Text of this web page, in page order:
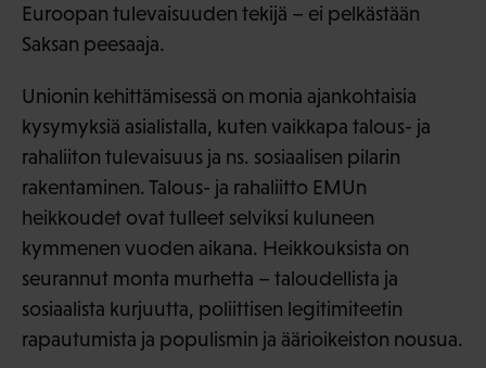
Euroopan tulevaisuuden tekijä – ei pelkästään
Saksan peesaaja.
Unionin kehittämisessä on monia ajankohtaisia
kysymyksiä asialistalla, kuten vaikkapa talous- ja
rahaliiton tulevaisuus ja ns. sosiaalisen pilarin
rakentaminen. Talous- ja rahaliitto EMUn
heikkoudet ovat tulleet selviksi kuluneen
kymmenen vuoden aikana. Heikkouksista on
seurannut monta murhetta – taloudellista ja
sosiaalista kurjuutta, poliittisen legitimiteetin
rapautumista ja populismin ja äärioikeiston nousua.